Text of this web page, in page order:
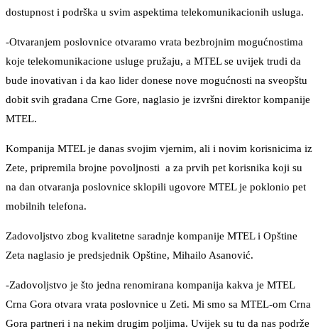
dostupnost i podrška u svim aspektima telekomunikacionih usluga.
-Otvaranjem poslovnice otvaramo vrata bezbrojnim mogućnostima
koje telekomunikacione usluge pružaju, a MTEL se uvijek trudi da
bude inovativan i da kao lider donese nove mogućnosti na sveopštu
dobit svih građana Crne Gore, naglasio je izvršni direktor kompanije
MTEL.
Kompanija MTEL je danas svojim vjernim, ali i novim korisnicima iz
Zete, pripremila brojne povoljnosti a za prvih pet korisnika koji su
na dan otvaranja poslovnice sklopili ugovore MTEL je poklonio pet
mobilnih telefona.
Zadovoljstvo zbog kvalitetne saradnje kompanije MTEL i Opštine
Zeta naglasio je predsjednik Opštine, Mihailo Asanović.
-Zadovoljstvo je što jedna renomirana kompanija kakva je MTEL
Crna Gora otvara vrata poslovnice u Zeti. Mi smo sa MTEL-om Crna
Gora partneri i na nekim drugim poljima. Uvijek su tu da nas podrže